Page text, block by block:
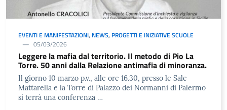
EVENTI E MANIFESTAZIONI, NEWS, PROGETTI E INIZIATIVE SCUOLE
05/03/2026
Leggere la mafia dal territorio. Il metodo di Pio La
Torre. 50 anni dalla Relazione antimafia di minoranza.
Il giorno 10 marzo p.v., alle ore 16.30, presso le Sale
Mattarella e la Torre di Palazzo dei Normanni di Palermo
si terrà una conferenza …